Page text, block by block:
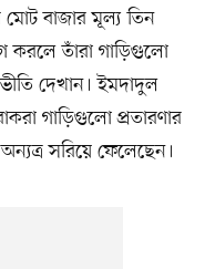
মোট বাজার মূল্য তিন
করলে তাঁরা গাড়িগুলো
দেখান। ইমদাদুল
গাড়িগুলো প্রতারণার
সরিয়ে ফেলেছেন।